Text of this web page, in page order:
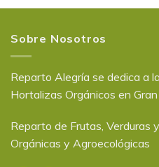
Sobre Nosotros
Reparto Alegría se dedica a
Hortalizas Orgánicos en
Reparto de Frutas, Verduras
Orgánicas y Agroecológicas